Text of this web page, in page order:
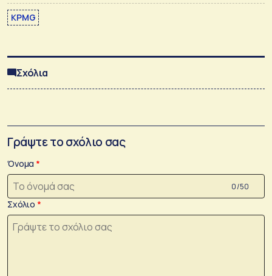
KPMG
Σχόλια
Γράψτε το σχόλιο σας
Όνομα
0 /50
Σχόλιο